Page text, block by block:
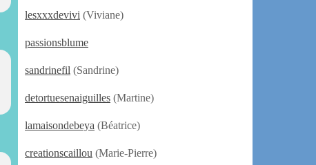
lesxxxdevivi (Viviane)
passionsblume
sandrinefil (Sandrine)
detortuesenaiguilles (Martine)
lamaisondebeya (Béatrice)
creationscaillou (Marie-Pierre)